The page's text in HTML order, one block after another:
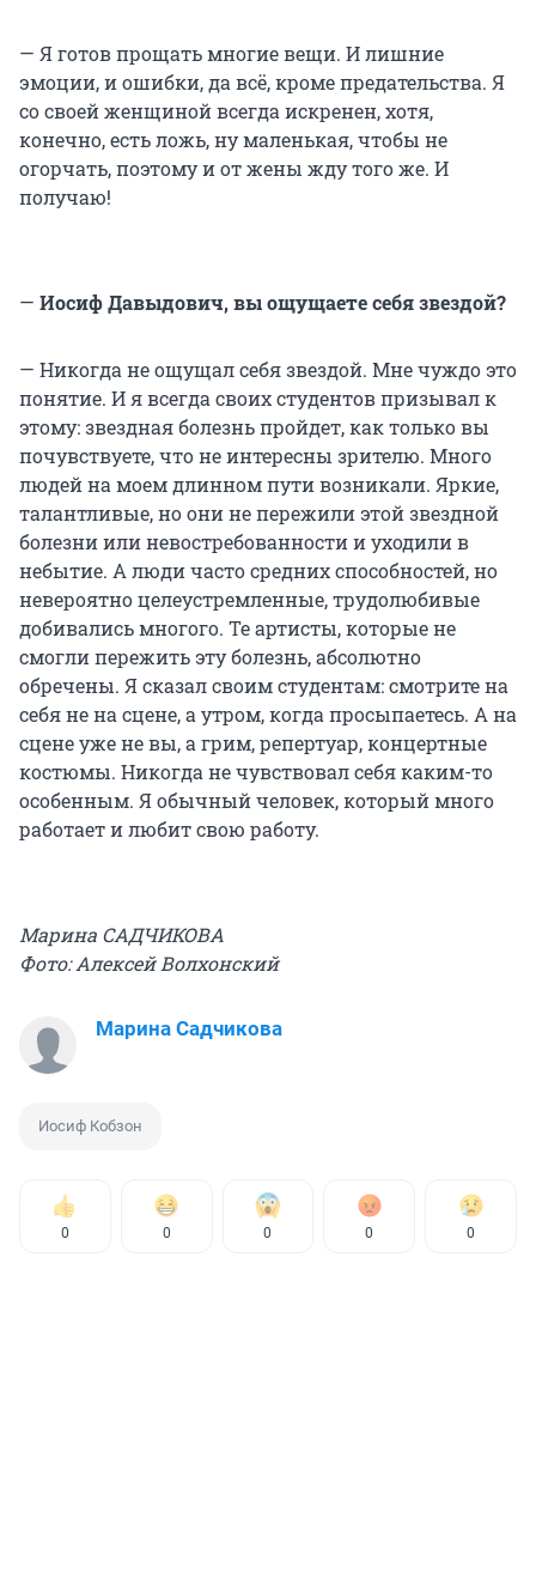
— Я готов прощать многие вещи. И лишние
эмоции, и ошибки, да всё, кроме предательства. Я
со своей женщиной всегда искренен, хотя,
конечно, есть ложь, ну маленькая, чтобы не
огорчать, поэтому и от жены жду того же. И
получаю!
— Иосиф Давыдович, вы ощущаете себя звездой?
— Никогда не ощущал себя звездой. Мне чуждо это
понятие. И я всегда своих студентов призывал к
этому: звездная болезнь пройдет, как только вы
почувствуете, что не интересны зрителю. Много
людей на моем длинном пути возникали. Яркие,
талантливые, но они не пережили этой звездной
болезни или невостребованности и уходили в
небытие. А люди часто средних способностей, но
невероятно целеустремленные, трудолюбивые
добивались многого. Те артисты, которые не
смогли пережить эту болезнь, абсолютно
обречены. Я сказал своим студентам: смотрите на
себя не на сцене, а утром, когда просыпаетесь. А на
сцене уже не вы, а грим, репертуар, концертные
костюмы. Никогда не чувствовал себя каким-то
особенным. Я обычный человек, который много
работает и любит свою работу.
Марина САДЧИКОВА
Фото: Алексей Волхонский
Марина Садчикова
Иосиф Кобзон
0 0 0 0 0